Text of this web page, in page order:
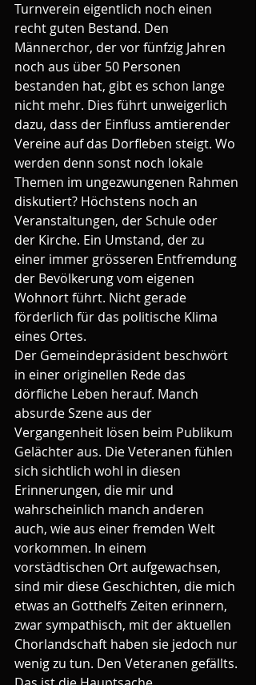
Turnverein eigentlich noch einen
recht guten Bestand. Den
Männerchor, der vor fünfzig Jahren
noch aus über 50 Personen
bestanden hat, gibt es schon lange
nicht mehr. Dies führt unweigerlich
dazu, dass der Einfluss amtierender
Vereine auf das Dorfleben steigt. Wo
werden denn sonst noch lokale
Themen im ungezwungenen Rahmen
diskutiert? Höchstens noch an
Veranstaltungen, der Schule oder
der Kirche. Ein Umstand, der zu
einer immer grösseren Entfremdung
der Bevölkerung vom eigenen
Wohnort führt. Nicht gerade
förderlich für das politische Klima
eines Ortes.
Der Gemeindepräsident beschwört
in einer originellen Rede das
dörfliche Leben herauf. Manch
absurde Szene aus der
Vergangenheit lösen beim Publikum
Gelächter aus. Die Veteranen fühlen
sich sichtlich wohl in diesen
Erinnerungen, die mir und
wahrscheinlich manch anderen
auch, wie aus einer fremden Welt
vorkommen. In einem
vorstädtischen Ort aufgewachsen,
sind mir diese Geschichten, die mich
etwas an Gotthelfs Zeiten erinnern,
zwar sympathisch, mit der aktuellen
Chorlandschaft haben sie jedoch nur
wenig zu tun. Den Veteranen gefällts.